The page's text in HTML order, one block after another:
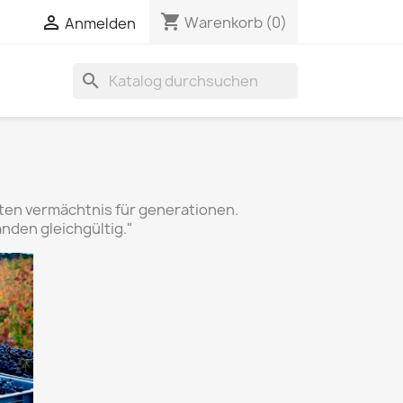
 Anmelden shopping_cart Warenkorb (0)
search
vermächtnis für generationen.
gleichgültig."